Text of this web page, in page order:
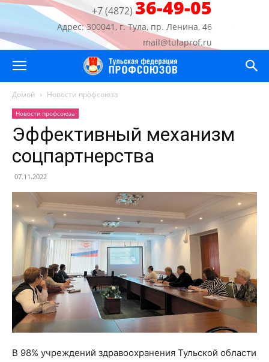
+7 (4872) 36-49-05
Адрес: 300041, г. Тула, пр. Ленина, 46
mail@tulaprof.ru
Домой Новости профсоюза
Новости профсоюза
Эффективный механизм
соцпартнерства
07.11.2022
В 98% учреждений здравоохранения Тульской области